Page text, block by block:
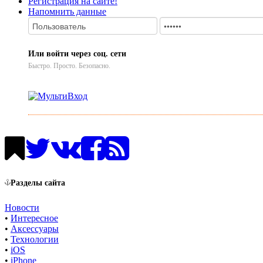
Напомнить данные
Или войти через соц. сети
Быстро. Просто. Безопасно.
Разделы сайта
Новости
• Интересное
• Аксессуары
• Технологии
• iOS
• iPhone